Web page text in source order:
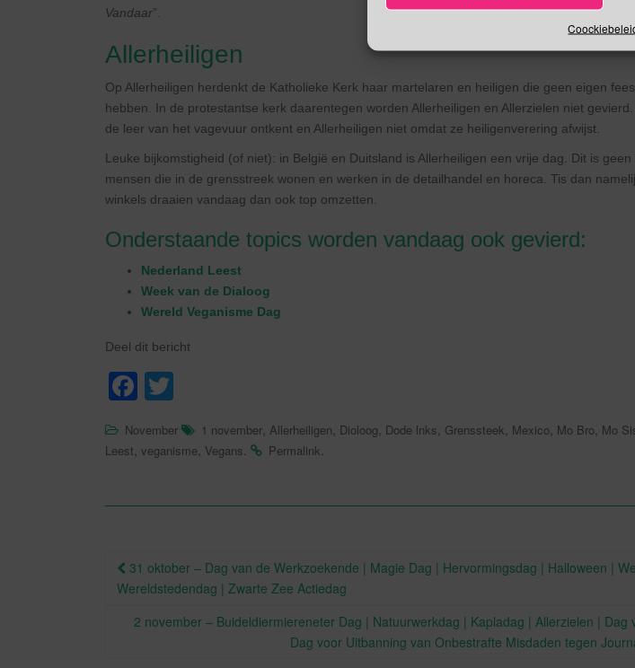
Vandaar”.
Allerheiligen
Op Allerheiligen herdenkt de Katholieke Kerk haar martelaren en heiligen die geen eigen
hebben. In de protestantse kerk daarentegen worden Allerheiligen en Allerzielen niet
de leer van het vagevuur ontkent en Allerheiligen niet omdat ze heiligenverering afwijst.
Leuke bijkomstigheid (of niet): in België en Duitsland is Allerheiligen een vrije dag. Dit is
mensen die in de grensstreek wonen en werken in de detailhandel en horeca. Tis dan
winkels draaien vandaag dan ook top omzetten.
Onderstaande topics worden vandaag ook gevierd:
Nederland Leest
Week van de Dialoog
Wereld Veganisme Dag
Deel dit bericht
F
c
b
o
k
tt
November 1 november, Allerheiligen, Dioloog, Dode lnks, Grenssteek, Mexico, Mo Bro, Mo
Leest, veganisme, Vegans. Permalink.
Berichtnavigatie
31 oktober – Dag van de Werkzoekende | Magie Dag | Hervormingsdag | Halloween |
Wereldstedendag | Zwarte Zee Actiedag
2 november – Buideldiermiereneter Dag | Natuurwerkdag | Kapladag | Allerzielen | Dag
Dag voor Uitbanning van Onbestrafte Misdaden tegen